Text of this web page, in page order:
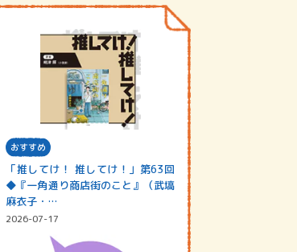
おすすめ
「推してけ！ 推してけ！」第63回
◆『一角通り商店街のこと』（武塙
麻衣子・…
2026-07-17